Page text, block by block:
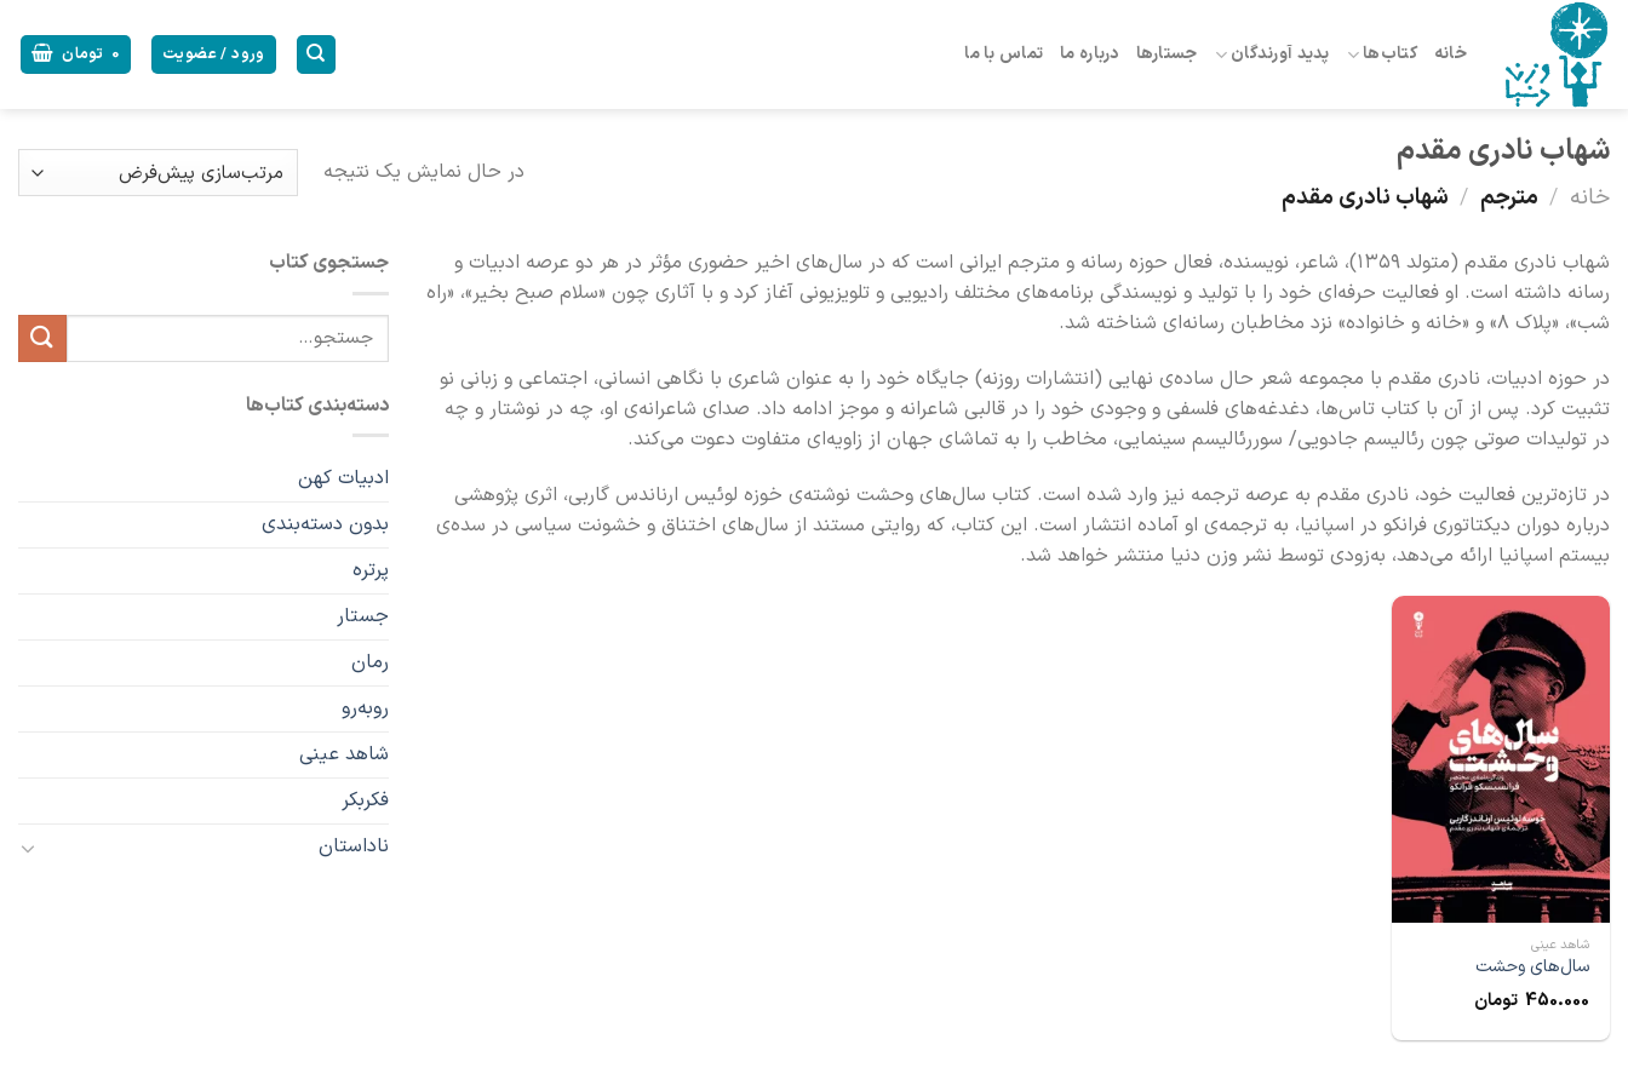
Skip
content
خانه کتاب‌ها پدید آورندگان جستارها درباره ما تماس با ما ورود / عضویت 0 تومان
شهاب نادری مقدم
خانه / مترجم / شهاب نادری مقدم
در حال نمایش یک نتیجه
شهاب نادری مقدم (متولد ۱۳۵۹)، شاعر، نویسنده، فعال حوزه رسانه و مترجم ایرانی است که در سال‌های اخیر حضوری مؤثر در هر دو عرصه ادبیات و
رسانه داشته است. او فعالیت حرفه‌ای خود را با تولید و نویسندگی برنامه‌های مختلف رادیویی و تلویزیونی آغاز کرد و با آثاری چون «سلام صبح بخیر»، «راه
شب»، «پلاک ۸» و «خانه و خانواده» نزد مخاطبان رسانه‌ای شناخته شد.
در حوزه ادبیات، نادری مقدم با مجموعه شعر حال ساده‌ی نهایی (انتشارات روزنه) جایگاه خود را به عنوان شاعری با نگاهی انسانی، اجتماعی و زبانی نو
تثبیت کرد. پس از آن با کتاب تاس‌ها، دغدغه‌های فلسفی و وجودی خود را در قالبی شاعرانه و موجز ادامه داد. صدای شاعرانه‌ی او، چه در نوشتار و چه
در تولیدات صوتی چون رئالیسم جادویی/ سوررئالیسم سینمایی، مخاطب را به تماشای جهان از زاویه‌ای متفاوت دعوت می‌کند.
در تازه‌ترین فعالیت خود، نادری مقدم به عرصه ترجمه نیز وارد شده است. کتاب سال‌های وحشت نوشته‌ی خوزه لوئیس ارناندس گاربی، اثری پژوهشی
درباره دوران دیکتاتوری فرانکو در اسپانیا، به ترجمه‌ی او آماده انتشار است. این کتاب، که روایتی مستند از سال‌های اختناق و خشونت سیاسی در سده‌ی
بیستم اسپانیا ارائه می‌دهد، به‌زودی توسط نشر وزن دنیا منتشر خواهد شد.
شاهد عینی
سال‌های وحشت
450.000 تومان
جستجوی کتاب
جستجو
برای:
دسته‌بندی کتاب‌ها
ادبیات کهن
بدون دسته‌بندی
پرتره
جستار
رمان
رو‌به‌رو
شاهد عینی
فکربکر
ناداستان